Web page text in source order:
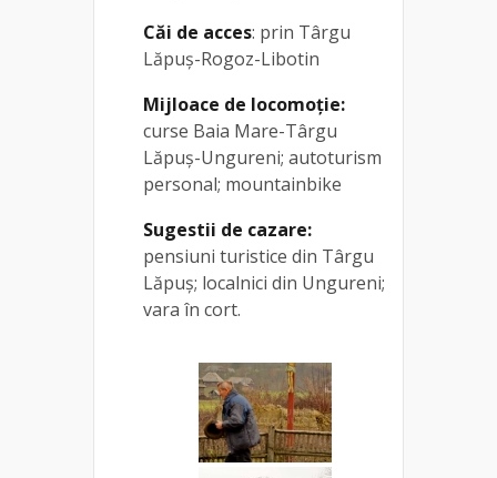
Căi de acces: prin Târgu
Lăpuș-Rogoz-Libotin
Mijloace de locomoție:
curse Baia Mare-Târgu
Lăpuș-Ungureni; autoturism
personal; mountainbike
Sugestii de cazare:
pensiuni turistice din Târgu
Lăpuș; localnici din Ungureni;
vara în cort.